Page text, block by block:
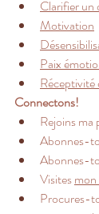
Clarifier un
Motivation
Paix
Connectons!
Rejoins ma
Abonnes-
Abonnes-
Visites
Procures-